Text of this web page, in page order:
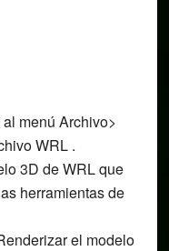
menú Archivo>
WRL .
3D de WRL que
herramientas de
el modelo